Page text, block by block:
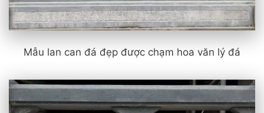
Mẫu lan can đá đẹp được chạm hoa văn lý đá